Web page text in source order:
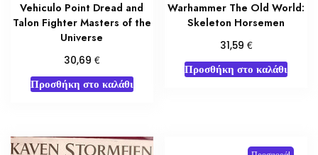
Vehiculo Point Dread and
Talon Fighter Masters of the
Universe
30,69 €
Προσθήκη στο καλάθι
Warhammer The Old World:
Skeleton Horsemen
31,59 €
Προσθήκη στο καλάθι